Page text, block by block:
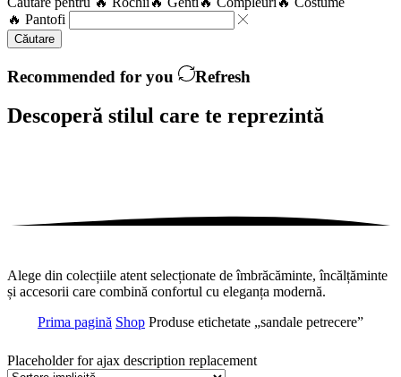
🔥 Pantofi
Căutare
Recommended for you Refresh
Descoperă stilul care te reprezintă
Alege din colecțiile atent selecționate de îmbrăcăminte, încălțăminte
și accesorii care combină confortul cu eleganța modernă.
Prima pagină Shop Produse etichetate „sandale petrecere”
Placeholder for ajax description replacement